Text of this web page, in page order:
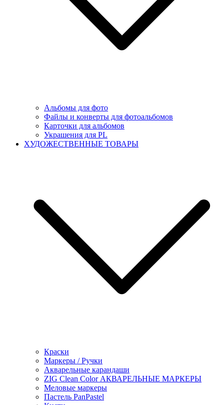
Альбомы для фото
Файлы и конверты для фотоальбомов
Карточки для альбомов
Украшения для PL
ХУДОЖЕСТВЕННЫЕ ТОВАРЫ
Краски
Маркеры / Ручки
Акварельные карандаши
ZIG Clean Color АКВАРЕЛЬНЫЕ МАРКЕРЫ
Меловые маркеры
Пастель PanPastel